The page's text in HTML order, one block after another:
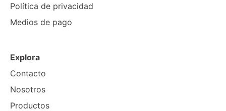
Política de privacidad
Medios de pago
Explora
Contacto
Nosotros
Productos